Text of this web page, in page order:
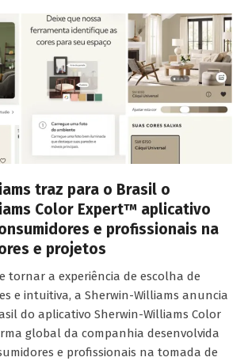
traz para o Brasil o
Color Expert™ aplicativo
e profissionais na
e projetos
tornar a experiência de escolha de
e intuitiva, a Sherwin-Williams anuncia
do aplicativo Sherwin-Williams Color
global da companhia desenvolvida
e profissionais na tomada de